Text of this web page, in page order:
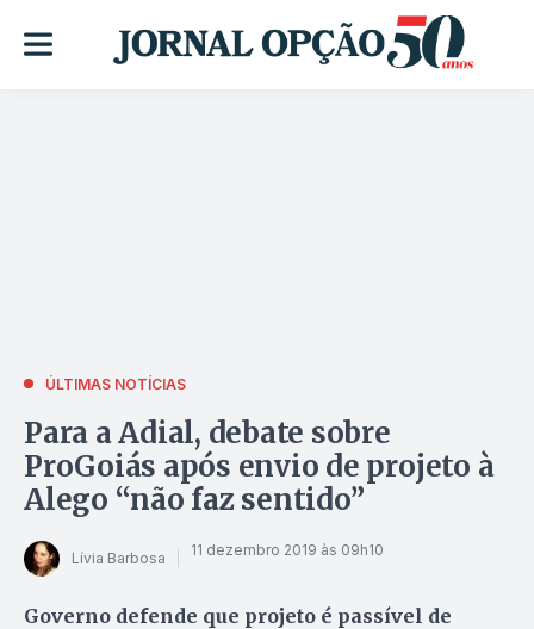
ÚLTIMAS NOTÍCIAS
Para a Adial, debate sobre
ProGoiás após envio de projeto à
Alego “não faz sentido”
Lívia Barbosa 11 dezembro 2019 às 09h10
Governo defende que projeto é passível de